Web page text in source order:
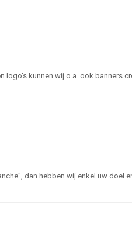
logo's kunnen wij o.a. ook banners
dan hebben wij enkel uw doel